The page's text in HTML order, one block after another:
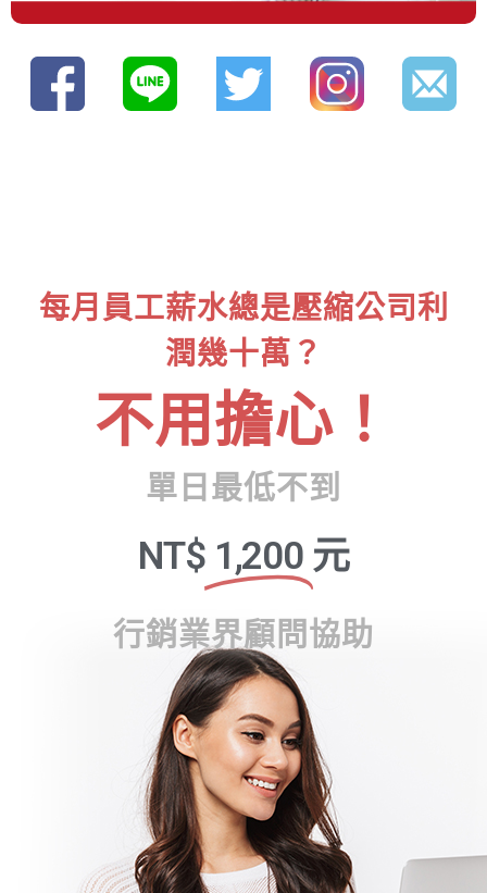
每月員工薪水總是壓縮公司利
潤幾十萬？
不用擔心！
單日最低不到
NT$ 1,200 元
行銷業界顧問協助